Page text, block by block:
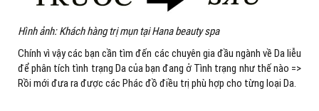
Hình ảnh: Khách hàng trị mụn tại Hana beauty spa
Chính vì vậy các bạn cần tìm đến các chuyên gia đầu ngành về Da liễu
để phân tích tình trạng Da của bạn đang ở Tình trạng như thế nào =>
Rồi mới đưa ra được các Phác đồ điều trị phù hợp cho từng loại Da.